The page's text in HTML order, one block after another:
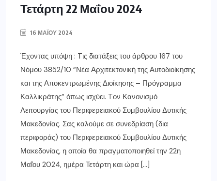
Τετάρτη 22 Μαΐου 2024
16 ΜΑΪ́ΟΥ 2024
Έχοντας υπόψη : Tις διατάξεις του άρθρου 167 του
Νόμου 3852/10 “Νέα Αρχιτεκτονική της Αυτοδιοίκησης
και της Αποκεντρωμένης Διοίκησης – Πρόγραμμα
Καλλικράτης” όπως ισχύει. Tον Κανονισμό
Λειτουργίας του Περιφερειακού Συμβουλίου Δυτικής
Μακεδονίας. Σας καλούμε σε συνεδρίαση (δια
περιφοράς) του Περιφερειακού Συμβουλίου Δυτικής
Μακεδονίας, η οποία θα πραγματοποιηθεί την 22η
Μαΐου 2024, ημέρα Τετάρτη και ώρα […]